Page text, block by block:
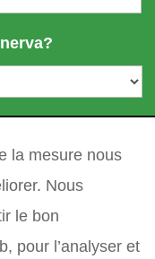
la mesure nous
Nous
le bon
pour l’analyser et